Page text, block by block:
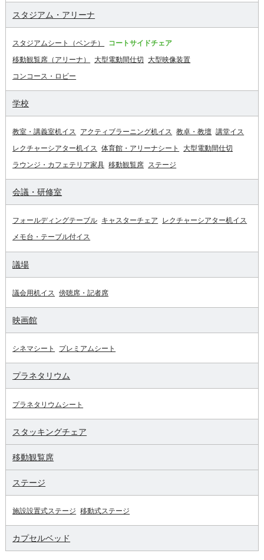
スタジアム・アリーナ
スタジアムシート（ベンチ）
コートサイドチェア
移動観覧席（アリーナ）
大型電動間仕切
大型映像装置
コンコース・ロビー
学校
教室・講義室机イス アクティブラーニング机イス 教卓・教壇 講堂イス
レクチャーシアター机イス 体育館・アリーナシート
大型電動間仕切
ラウンジ・カフェテリア家具 移動観覧席 ステージ
会議・研修室
フォールディングテーブル キャスターチェア
レクチャーシアター机イス
メモ台・テーブル付イス
議場
議会用机イス 傍聴席・記者席
映画館
シネマシート プレミアムシート
プラネタリウム
プラネタリウムシート
スタッキングチェア
移動観覧席
ステージ
施設設置式ステージ 移動式ステージ
カプセルベッド